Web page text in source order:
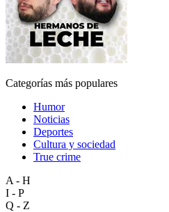
Categorías más populares
Humor
Noticias
Deportes
Cultura y sociedad
True crime
A - H
I - P
Q - Z